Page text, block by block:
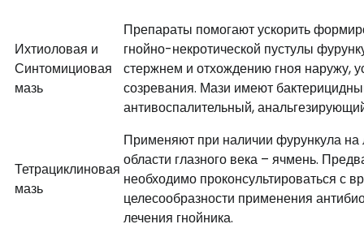
Ихтиоловая и
Синтомициовая
мазь
Препараты помогают ускорить
гнойно-некротической пустулы
стержнем и отхождению гноя наружу,
созревания. Мази имеют
антивоспалительный,
Тетрациклиновая
мазь
Применяют при наличии фурункула на
области глазного века – ячмень.
необходимо проконсультироваться с
целесообразности применения
лечения гнойника.